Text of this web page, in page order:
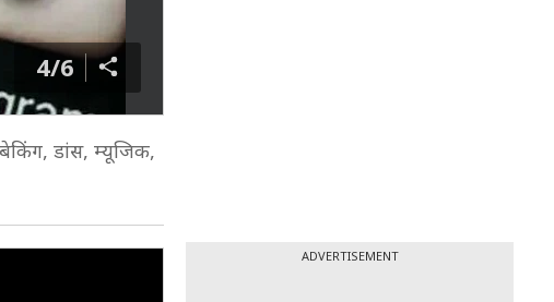
4/6
डांस, म्यूजिक,
ADVERTISEMENT